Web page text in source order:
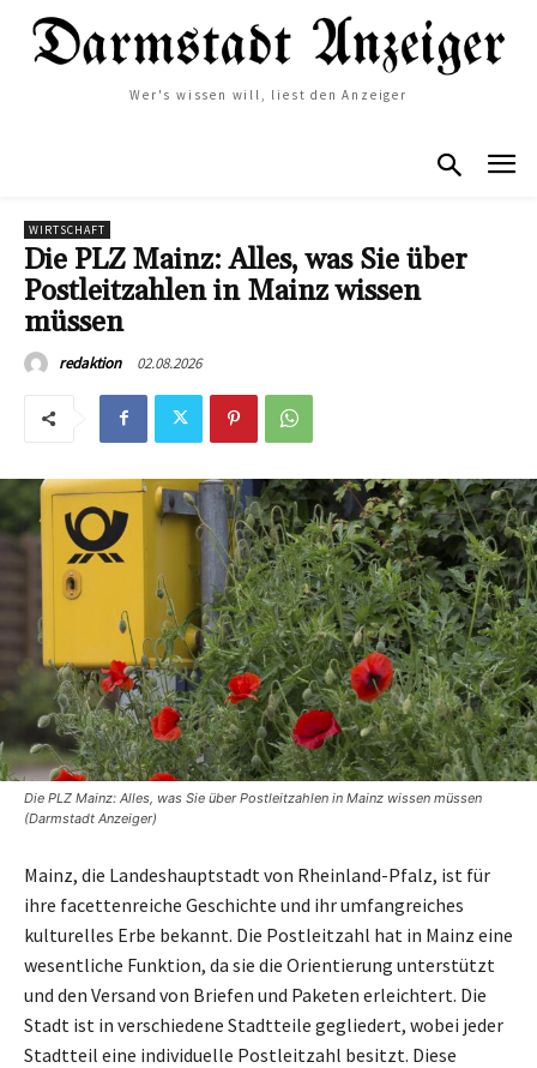
Wer's wissen will, liest den Anzeiger
WIRTSCHAFT
Die PLZ Mainz: Alles, was Sie über
Postleitzahlen in Mainz wissen
müssen
redaktion 02.08.2026
Die PLZ Mainz: Alles, was Sie über Postleitzahlen in Mainz wissen müssen
(Darmstadt Anzeiger)
Mainz, die Landeshauptstadt von Rheinland-Pfalz, ist für
ihre facettenreiche Geschichte und ihr umfangreiches
kulturelles Erbe bekannt. Die Postleitzahl hat in Mainz eine
wesentliche Funktion, da sie die Orientierung unterstützt
und den Versand von Briefen und Paketen erleichtert. Die
Stadt ist in verschiedene Stadtteile gegliedert, wobei jeder
Stadtteil eine individuelle Postleitzahl besitzt. Diese